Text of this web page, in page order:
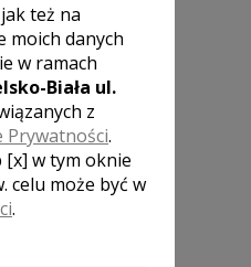
też na
moich danych
w ramach
Biała ul.
z
Prywatności.
[x] w tym oknie
celu może być w
.